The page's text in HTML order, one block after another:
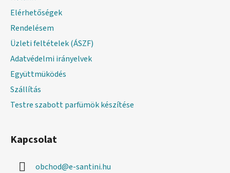
Elérhetőségek
Rendelésem
Üzleti feltételek (ÁSZF)
Adatvédelmi irányelvek
Együttmüködés
Szállítás
Testre szabott parfümök készítése
Kapcsolat
obchod@e-santini.hu